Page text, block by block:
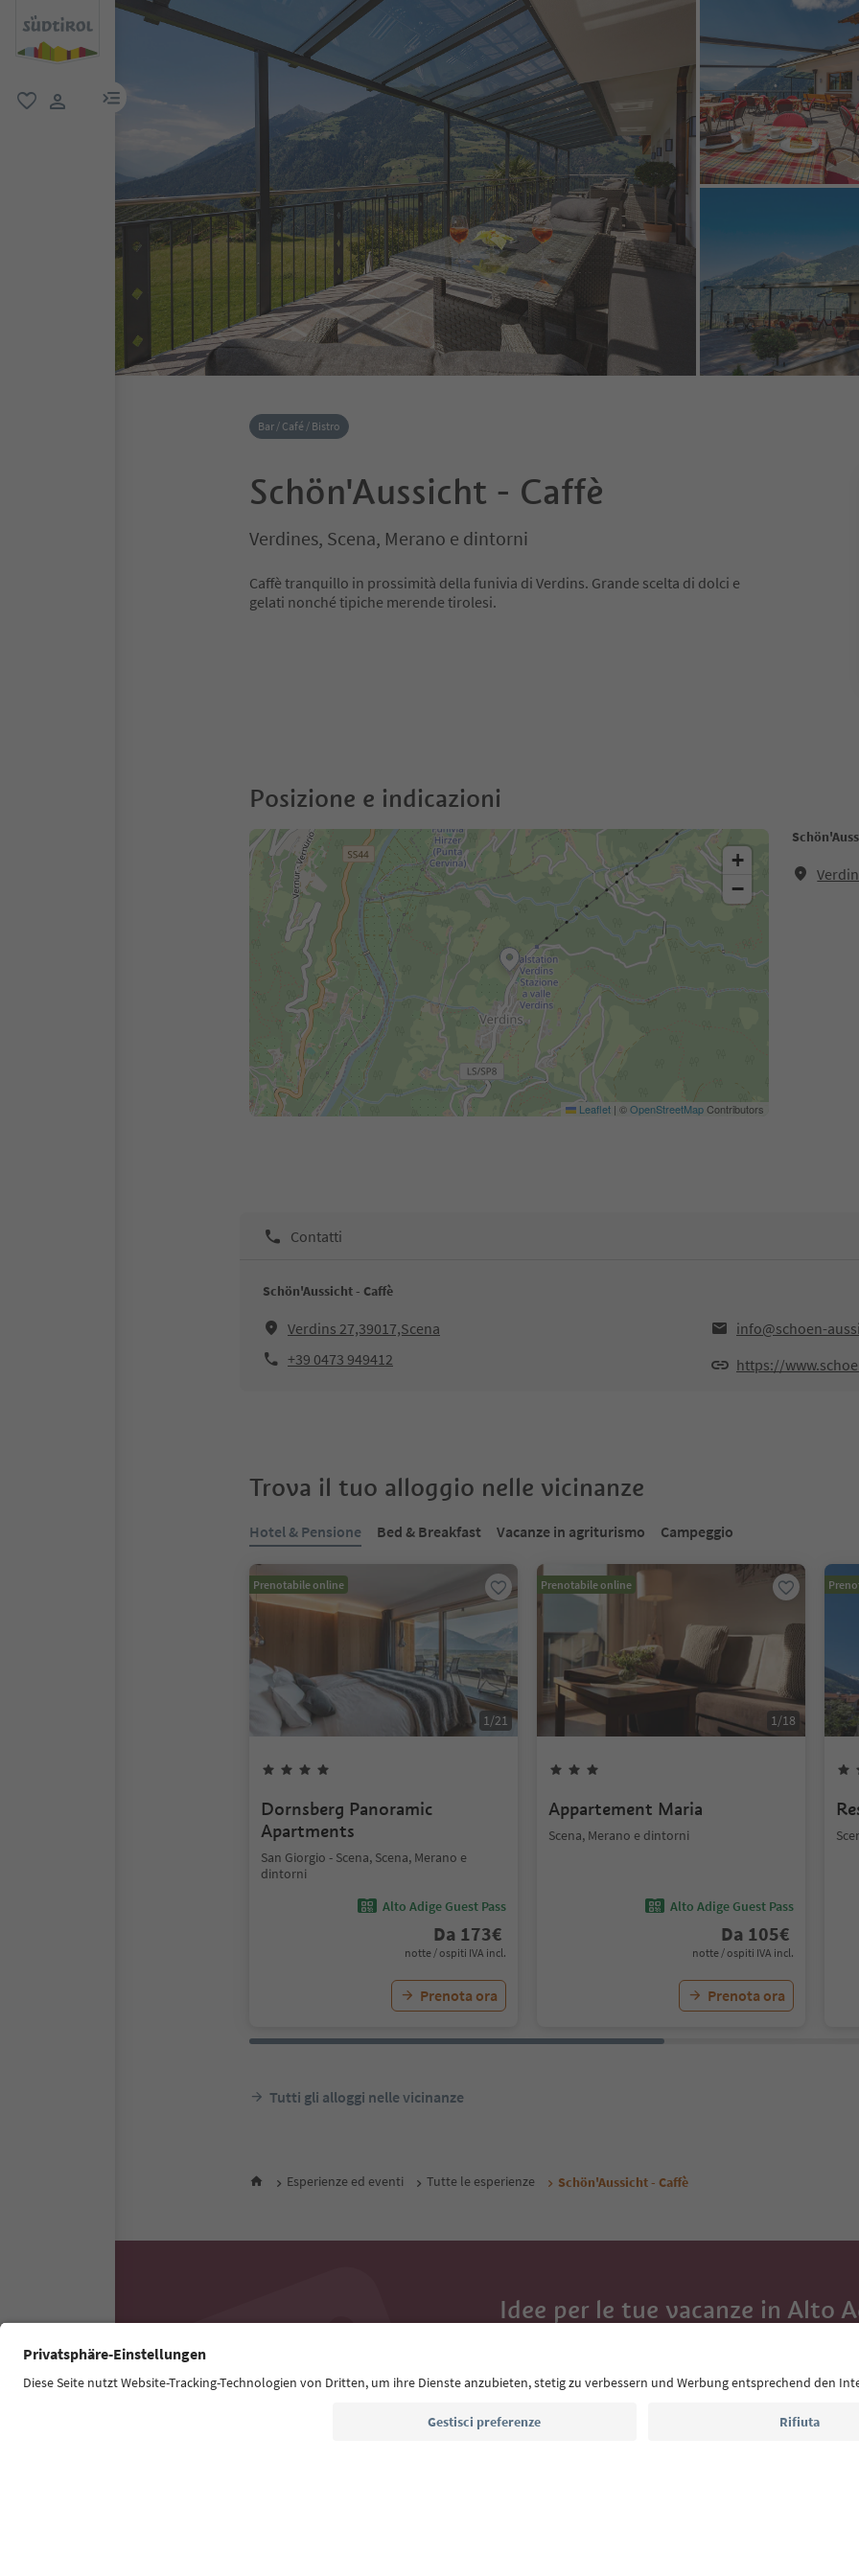
menu link
Bar / Café / Bistro
Schön'Aussicht - Caffè
Verdines, Scena, Merano e dintorni
Caffè tranquillo in prossimità della funivia di Verdins. Grande scelta di dolci e
gelati nonché tipiche merende tirolesi.
Posizione e indicazioni
+
−
Leaflet | ©OpenStreetMapContributors
Contatti
Schön'Aussicht - Caffè
Verdins 27,39017,Scena
info@schoen-
+39 0473 949412
https://
Trova il tuo alloggio nelle vicinanze
Hotel & Pensione Bed & Breakfast Vacanze in agriturismo Campeggio
Prenotabile online
1/21
Dornsberg Panoramic
Apartments
San Giorgio - Scena, Scena, Merano e
dintorni
Alto Adige Guest Pass
Da 173€
notte / ospiti IVA incl.
Prenota ora
Prenotabile online
1/18
Appartement Maria
Scena, Merano e dintorni
Alto Adige Guest Pass
Da 105€
notte / ospiti IVA incl.
Prenota ora
Tutti gli alloggi nelle vicinanze
Esperienze ed eventi Tutte le esperienze Schön'Aussicht - Caffè
Idee per le tue vacanze in Alto
eventi da non perdere e ricette tipiche.